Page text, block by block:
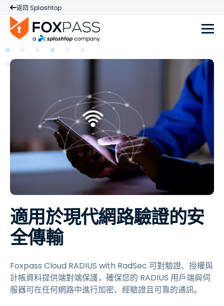
返回 Splashtop
適用於現代網路驗證的安
全傳輸
Foxpass Cloud RADIUS with RadSec 可對驗證、授權與
計帳資料提供端對端保護，確保您的 RADIUS 用戶端與伺
服器可在任何網路中進行加密、經驗證且可靠的通訊。